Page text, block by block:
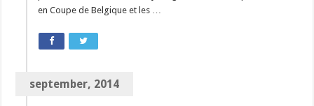
en Coupe de Belgique et les …
september, 2014